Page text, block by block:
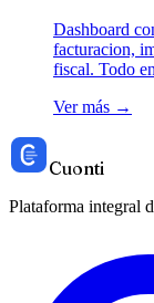
Dashboard
facturacion,
fiscal. Todo
Ver más →
Cuonti
Plataforma integral